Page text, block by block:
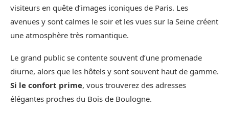
visiteurs en quête d’images iconiques de Paris. Les
avenues y sont calmes le soir et les vues sur la Seine créent
une atmosphère très romantique.
Le grand public se contente souvent d’une promenade
diurne, alors que les hôtels y sont souvent haut de gamme.
Si le confort prime, vous trouverez des adresses
élégantes proches du Bois de Boulogne.